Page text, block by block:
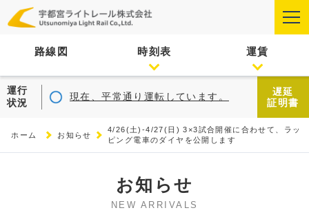
路線図 時刻表 運賃
運行
状況
現在、平常通り運転しています。
遅延
証明書
ホーム お知らせ
4/26(土)-4/27(日) 3×3試合開催に合わせて、ラッ
ピング電車のダイヤを公開します
お知らせ
NEW ARRIVALS